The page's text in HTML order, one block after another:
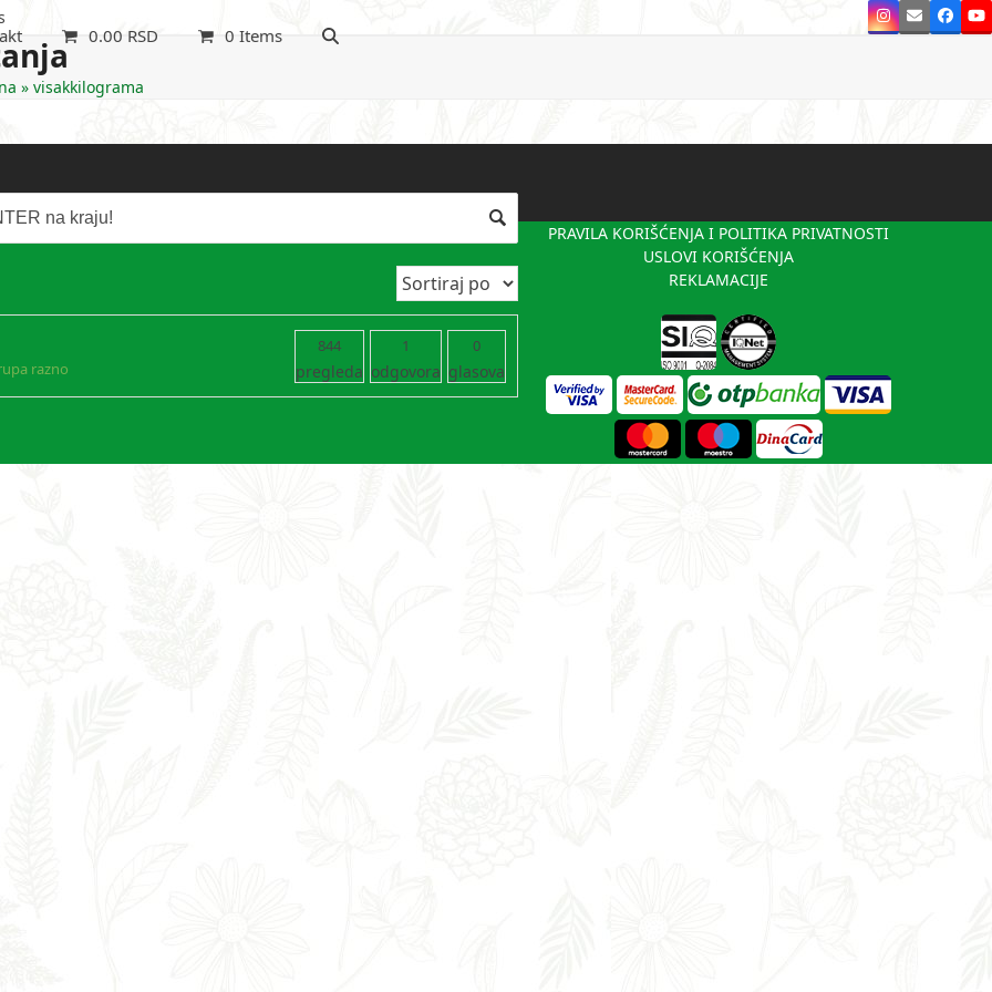
Instagram
Email
0.00 RSD 0 Items
» visakkilograma
razno
844
pregleda
1
odgovora
0
glasova
PRAVILA KORIŠĆENJA I POLITIKA PRIVATNOSTI
USLOVI KORIŠĆENJA
REKLAMACIJE